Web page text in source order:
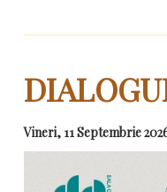
Vineri, 11 Septembrie